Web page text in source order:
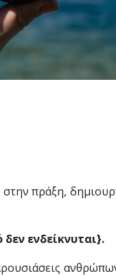
πράξη,
δεν ενδείκνυται}.